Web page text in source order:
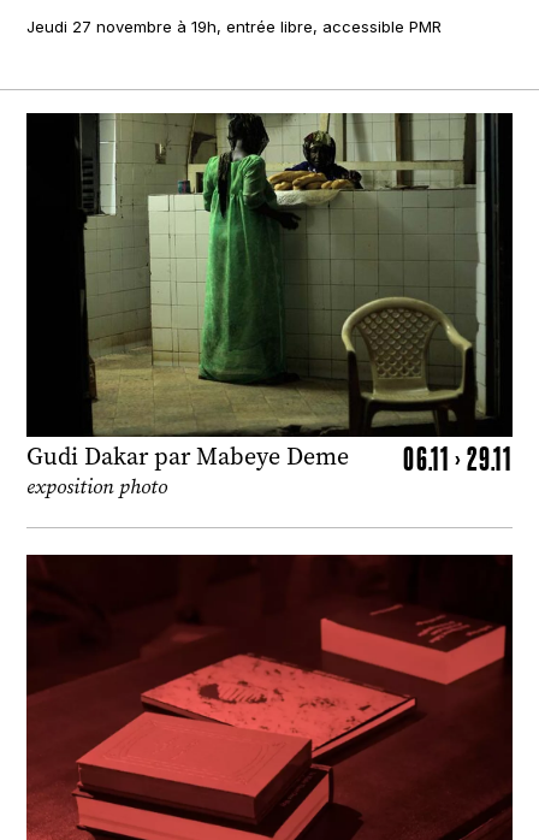
Jeudi 27 novembre à 19h, entrée libre, accessible PMR
Gudi Dakar par Mabeye Deme 06.11 > 29.11
exposition photo